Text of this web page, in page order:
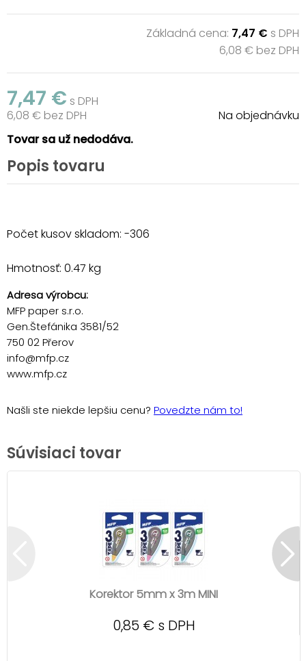
Základná cena: 7,47 € s DPH
6,08 € bez DPH
7,47 € s DPH
6,08 € bez DPH
Na objednávku
Tovar sa už nedodáva.
Popis tovaru
Počet kusov skladom: -306
Hmotnosť: 0.47 kg
Adresa výrobcu:
MFP paper s.r.o.
Gen.Štefánika 3581/52
750 02 Přerov
info@mfp.cz
www.mfp.cz
Našli ste niekde lepšiu cenu? Povedzte nám to!
Súvisiaci tovar
Korektor 5mm x 3m MINI
0,85 € s DPH